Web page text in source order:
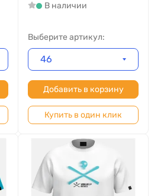
В наличии
Выберите артикул:
46
Добавить в корзину
Купить в один клик